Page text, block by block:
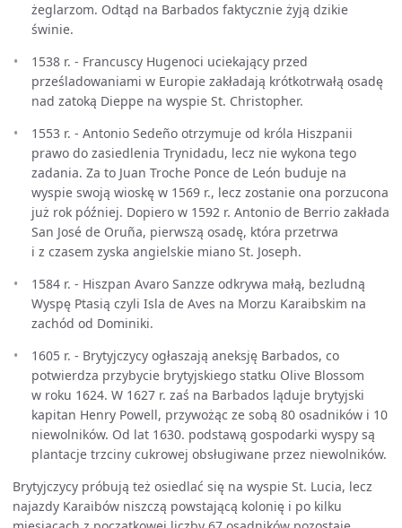
żeglarzom. Odtąd na Barbados faktycznie żyją dzikie
świnie.
1538 r. - Francuscy Hugenoci uciekający przed
prześladowaniami w Europie zakładają krótkotrwałą osadę
nad zatoką Dieppe na wyspie St. Christopher.
1553 r. - Antonio Sedeño otrzymuje od króla Hiszpanii
prawo do zasiedlenia Trynidadu, lecz nie wykona tego
zadania. Za to Juan Troche Ponce de León buduje na
wyspie swoją wioskę w 1569 r., lecz zostanie ona porzucona
już rok później. Dopiero w 1592 r. Antonio de Berrio zakłada
San José de Oruña, pierwszą osadę, która przetrwa
i z czasem zyska angielskie miano St. Joseph.
1584 r. - Hiszpan Avaro Sanzze odkrywa małą, bezludną
Wyspę Ptasią czyli Isla de Aves na Morzu Karaibskim na
zachód od Dominiki.
1605 r. - Brytyjczycy ogłaszają aneksję Barbados, co
potwierdza przybycie brytyjskiego statku Olive Blossom
w roku 1624. W 1627 r. zaś na Barbados ląduje brytyjski
kapitan Henry Powell, przywożąc ze sobą 80 osadników i 10
niewolników. Od lat 1630. podstawą gospodarki wyspy są
plantacje trzciny cukrowej obsługiwane przez niewolników.
Brytyjczycy próbują też osiedlać się na wyspie St. Lucia, lecz
najazdy Karaibów niszczą powstającą kolonię i po kilku